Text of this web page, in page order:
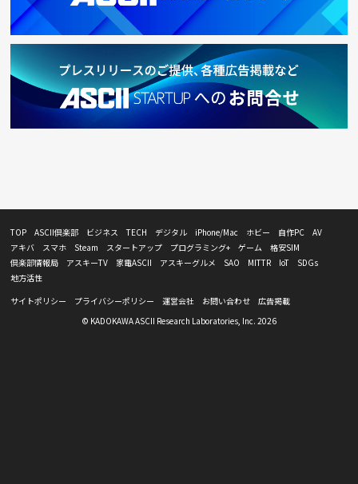
TOP ASCII倶楽部 ビジネス TECH デジタル iPhone/Mac ホビー 自作PC
AV
アキバ
スマホ Steam スタートアップ プログラミング+ ゲーム
格安SIM
倶楽部情報局
アスキーTV 家電ASCII アスキーグルメ SAO MITTR IoT
SDGs
地方活性
サイトポリシー
プライバシーポリシー 運営会社 お問い合わせ
広告掲載
© KADOKAWA ASCII Research Laboratories, Inc. 2026